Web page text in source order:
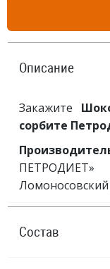
Описание
Закажите
сорбите
Состав